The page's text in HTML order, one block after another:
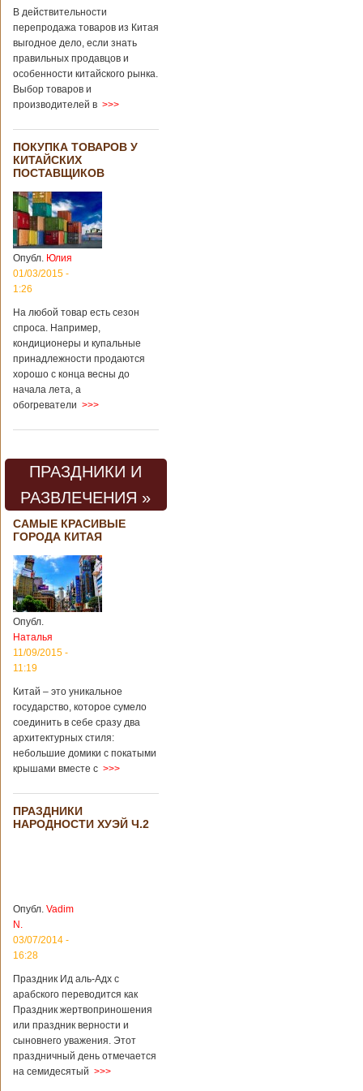
В действительности
перепродажа товаров из Китая
выгодное дело, если знать
правильных продавцов и
особенности китайского рынка.
Выбор товаров и
производителей в >>>
ПОКУПКА ТОВАРОВ У
КИТАЙСКИХ
ПОСТАВЩИКОВ
Опубл. Юлия
01/03/2015 -
1:26
На любой товар есть сезон
спроса. Например,
кондиционеры и купальные
принадлежности продаются
хорошо с конца весны до
начала лета, а
обогреватели >>>
ПРАЗДНИКИ И
РАЗВЛЕЧЕНИЯ »
САМЫЕ КРАСИВЫЕ
ГОРОДА КИТАЯ
Опубл.
Наталья
11/09/2015 -
11:19
Китай – это уникальное
государство, которое сумело
соединить в себе сразу два
архитектурных стиля:
небольшие домики с покатыми
крышами вместе с >>>
ПРАЗДНИКИ
НАРОДНОСТИ ХУЭЙ Ч.2
Опубл. Vadim
N.
03/07/2014 -
16:28
Праздник Ид аль-Адх с
арабского переводится как
Праздник жертвоприношения
или праздник верности и
сыновнего уважения. Этот
праздничный день отмечается
на семидесятый >>>